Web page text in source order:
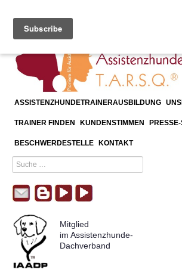
ASSISTENZHUNDETRAINERAUSBILDUNG
TRAINER FINDEN KUNDENSTIMMEN
BESCHWERDESTELLE KONTAKT
Mitglied
im Assistenzhunde-
Dachverband